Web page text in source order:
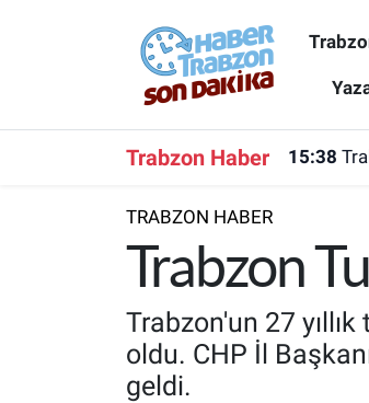
Trabzon Haber 15:38
TRABZON HABER
Trabzon
Trabzon'un 27
oldu. CHP İl
geldi.
Trabzon Haber
Karadeniz
Resmi Reklam
Yazarlar
Trabzon Nöbetçi Eczaneler
Trabzon Trafik Yoğunluk Haritası
Süper Lig Puan Durumu ve Fikstür
Tüm Manşetler